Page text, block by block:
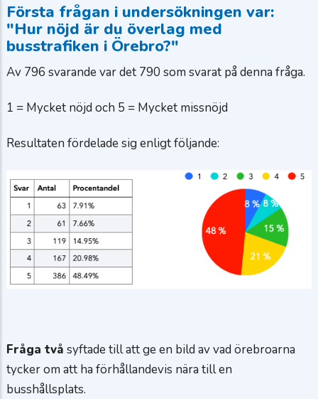
Första frågan i undersökningen var:
"Hur nöjd är du överlag med
busstrafiken i Örebro?"
Av 796 svarande var det 790 som svarat på denna fråga.
1 = Mycket nöjd och 5 = Mycket missnöjd
Resultaten fördelade sig enligt följande:
Fråga två syftade till att ge en bild av vad örebroarna
tycker om att ha förhållandevis nära till en
busshållsplats.